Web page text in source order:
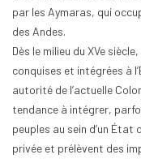
par les Aymaras, qui
des Andes.
Dès le milieu du XVe
conquises et intégrées à
autorité de l’actuelle
tendance à intégrer,
peuples au sein d’un
privée et prélèvent des